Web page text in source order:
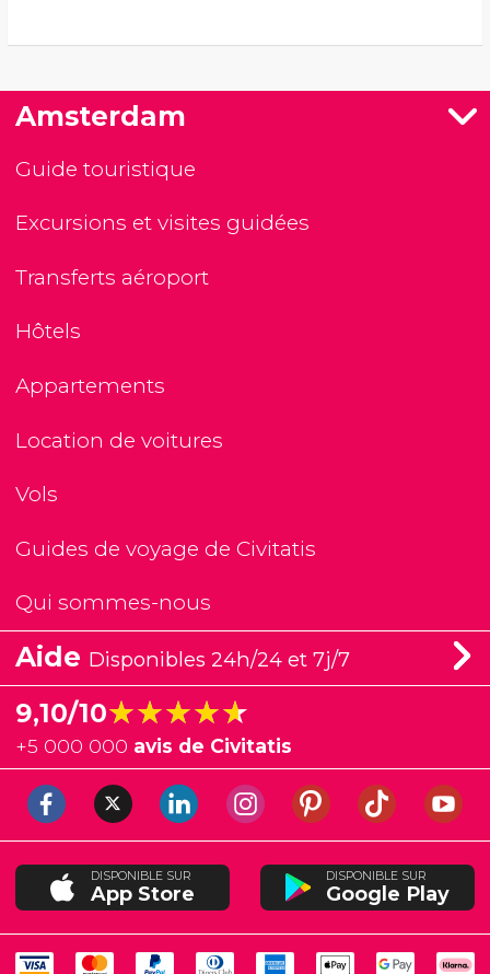
Amsterdam
Guide touristique
Excursions et visites guidées
Transferts aéroport
Hôtels
Appartements
Location de voitures
Vols
Guides de voyage de Civitatis
Qui sommes-nous
Aide Disponibles 24h/24 et 7j/7
9,10/10★★★★★
★★★★★
+5 000 000 avis de Civitatis
DISPONIBLE SUR
App Store
DISPONIBLE SUR
Google Play